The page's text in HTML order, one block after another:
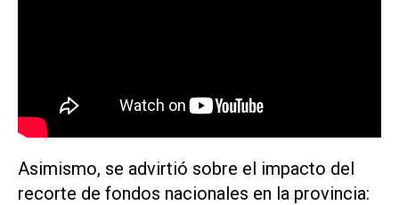
Asimismo, se advirtió sobre el impacto del
recorte de fondos nacionales en la provincia: